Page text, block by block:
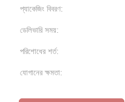
প্যাকেজিং বিবরণ:
ডেলিভারি সময়:
পরিশোধের শর্ত:
যোগানের ক্ষমতা: